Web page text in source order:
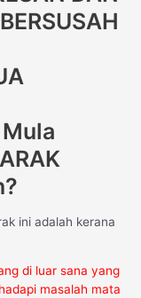
ini adalah kerana
di luar sana yang
masalah mata